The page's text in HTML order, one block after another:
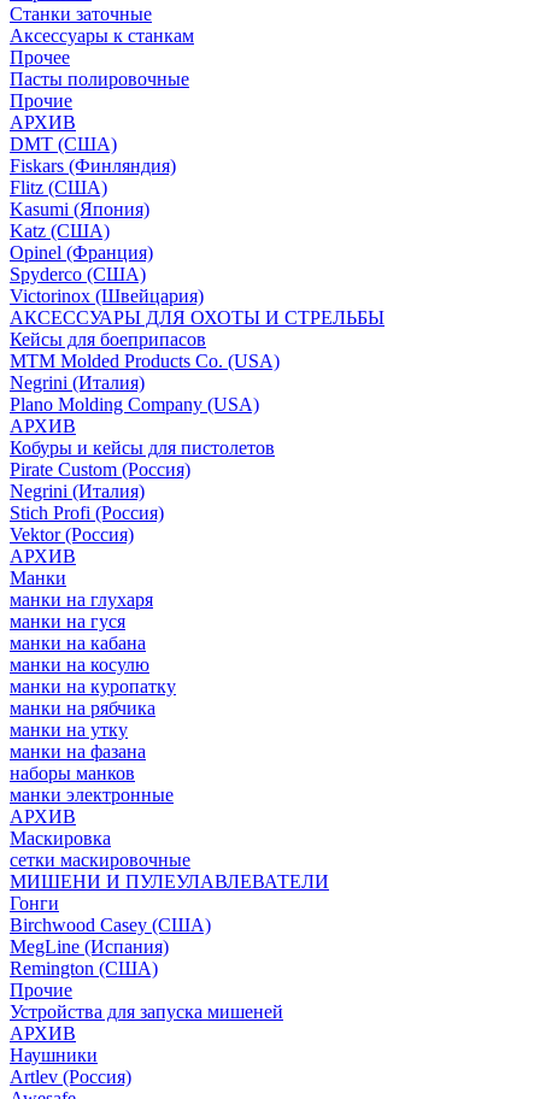
Станки заточные
Аксессуары к станкам
Прочее
Пасты полировочные
Прочие
АРХИВ
DMT (США)
Fiskars (Финляндия)
Flitz (США)
Kasumi (Япония)
Katz (США)
Opinel (Франция)
Spyderco (США)
Victorinox (Швейцария)
АКСЕССУАРЫ ДЛЯ ОХОТЫ И СТРЕЛЬБЫ
Кейсы для боеприпасов
MTM Molded Products Co. (USA)
Negrini (Италия)
Plano Molding Company (USA)
АРХИВ
Кобуры и кейсы для пистолетов
Pirate Custom (Россия)
Negrini (Италия)
Stich Profi (Россия)
Vektor (Россия)
АРХИВ
Манки
манки на глухаря
манки на гуся
манки на кабана
манки на косулю
манки на куропатку
манки на рябчика
манки на утку
манки на фазана
наборы манков
манки электронные
АРХИВ
Маскировка
сетки маскировочные
МИШЕНИ И ПУЛЕУЛАВЛЕВАТЕЛИ
Гонги
Birchwood Casey (США)
MegLine (Испания)
Remington (США)
Прочие
Устройства для запуска мишеней
АРХИВ
Наушники
Artlev (Россия)